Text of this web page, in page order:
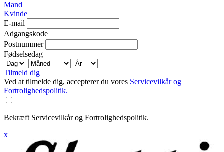
Mand
Kvinde
E-mail
Adgangskode
Postnummer
Fødselsedag
Tilmeld dig
Ved at tilmelde dig, accepterer du vores Servicevilkår og
Fortrolighedspolitik.
Bekræft Servicevilkår og Fortrolighedspolitik.
x